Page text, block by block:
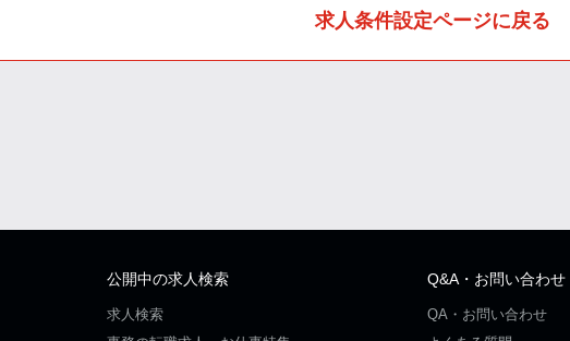
求人条件設定ページに戻る
公開中の求人検索
求人検索
Q&A・お問い合わせ
QA・お問い合わせ